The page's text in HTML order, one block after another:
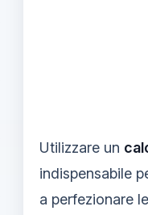
Utilizzare un
indispensabile
a perfezionare